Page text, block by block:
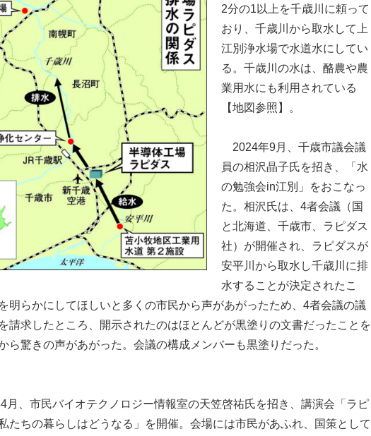
2分の1以上を千歳川に頼って
おり、千歳川から取水して上
江別浄水場で水道水にしてい
る。千歳川の水は、酪農や農
業用水にも利用されている
【地図参照】。
2024年9月、千歳市議会議
員の相沢晶子氏を招き、「水
の勉強会in江別」をおこなっ
た。相沢氏は、4者会議（国
と北海道、千歳市、ラピダス
社）が開催され、ラピダスが
安平川から取水し千歳川に排
水することが決定されたこ
明らかにしてほしいと多くの市民から声があがったため、4者会議の議
請求したところ、開示されたのはほとんどが黒塗りの文書だったことを
ら驚きの声があがった。会議の構成メンバーも黒塗りだった。
、市民バイオテクノロジー情報室の天笠啓祐氏を招き、講演会「ラピ
たちの暮らしはどうなる」を開催。会場には市民があふれ、国策として